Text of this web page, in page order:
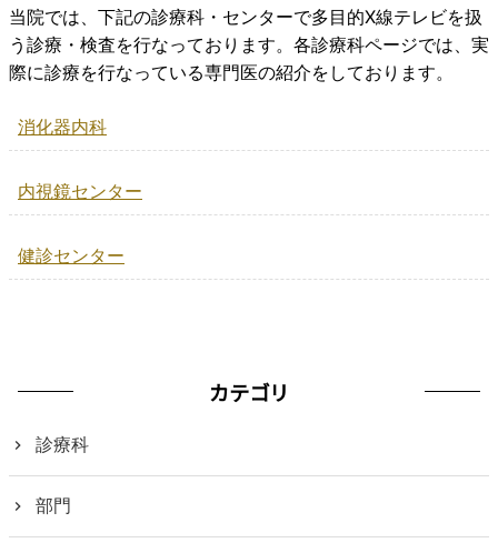
当院では、下記の診療科・センターで多目的X線テレビを扱
う診療・検査を行なっております。各診療科ページでは、実
際に診療を行なっている専門医の紹介をしております。
消化器内科
内視鏡センター
健診センター
カテゴリ
診療科
部門